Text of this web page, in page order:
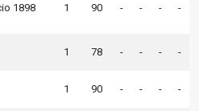
1898
1 90 - - - -
1 78 - - - -
1 90 - - - -